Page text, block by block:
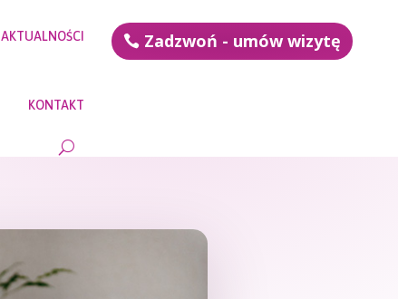
AKTUALNOŚCI
KONTAKT
Zadzwoń - umów wizytę